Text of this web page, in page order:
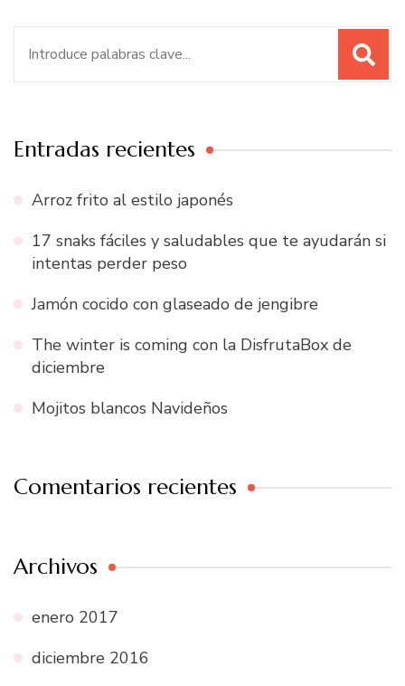
Entradas recientes
Arroz frito al estilo japonés
17 snaks fáciles y saludables que te ayudarán si
intentas perder peso
Jamón cocido con glaseado de jengibre
The winter is coming con la DisfrutaBox de
diciembre
Mojitos blancos Navideños
Comentarios recientes
Archivos
enero 2017
diciembre 2016